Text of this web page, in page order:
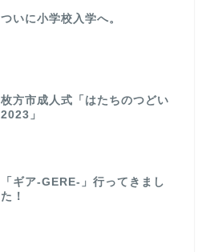
ついに小学校入学へ。
枚方市成人式「はたちのつどい
2023」
「ギア-GERE-」行ってきまし
た！